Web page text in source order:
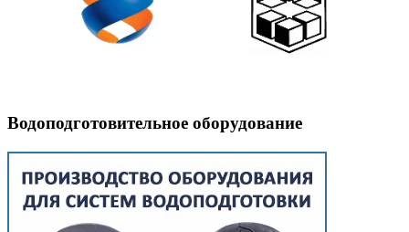
Водоподготовительное оборудование